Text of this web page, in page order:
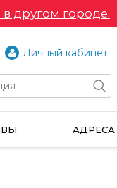
другом городе.
Личный кабинет
АДРЕСА